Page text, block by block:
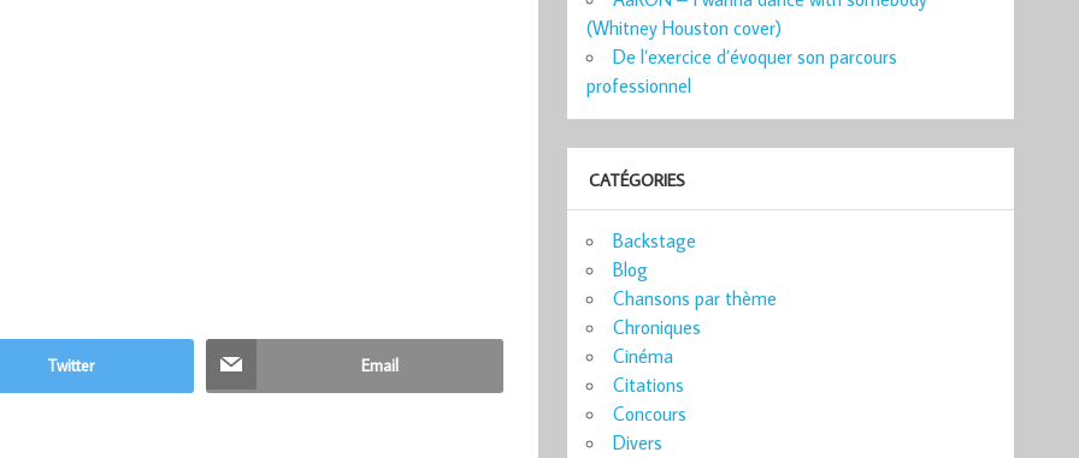
Twitter Email
(Whitney Houston cover)
De l’exercice d’évoquer son parcours
professionnel
CATÉGORIES
Backstage
Blog
Chansons par thème
Chroniques
Cinéma
Citations
Concours
Divers